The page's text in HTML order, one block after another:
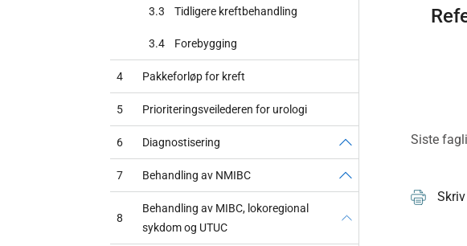
3.3 Tidligere kreftbehandling
3.4 Forebygging
4 Pakkeforløp for kreft
5 Prioriteringsveilederen for urologi
6 Diagnostisering
7 Behandling av NMIBC
8
Behandling av MIBC, lokoregional
sykdom og UTUC
Siste